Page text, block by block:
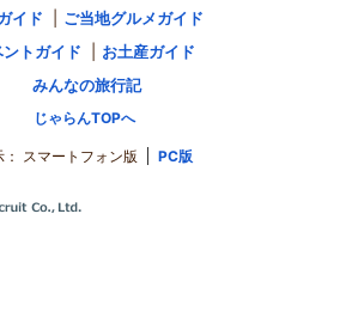
イド
ご当地グルメガイド
ントガイド
お土産ガイド
みんなの旅行記
じゃらんTOPへ
スマートフォン版 PC版